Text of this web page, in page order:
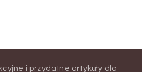
i przydatne artykuły dla